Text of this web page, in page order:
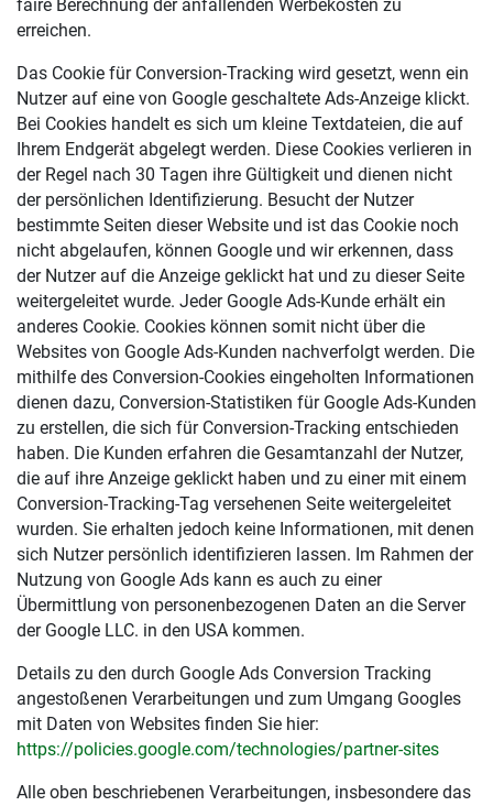
faire Berechnung der anfallenden Werbekosten zu
erreichen.
Das Cookie für Conversion-Tracking wird gesetzt, wenn ein
Nutzer auf eine von Google geschaltete Ads-Anzeige klickt.
Bei Cookies handelt es sich um kleine Textdateien, die auf
Ihrem Endgerät abgelegt werden. Diese Cookies verlieren in
der Regel nach 30 Tagen ihre Gültigkeit und dienen nicht
der persönlichen Identifizierung. Besucht der Nutzer
bestimmte Seiten dieser Website und ist das Cookie noch
nicht abgelaufen, können Google und wir erkennen, dass
der Nutzer auf die Anzeige geklickt hat und zu dieser Seite
weitergeleitet wurde. Jeder Google Ads-Kunde erhält ein
anderes Cookie. Cookies können somit nicht über die
Websites von Google Ads-Kunden nachverfolgt werden. Die
mithilfe des Conversion-Cookies eingeholten Informationen
dienen dazu, Conversion-Statistiken für Google Ads-Kunden
zu erstellen, die sich für Conversion-Tracking entschieden
haben. Die Kunden erfahren die Gesamtanzahl der Nutzer,
die auf ihre Anzeige geklickt haben und zu einer mit einem
Conversion-Tracking-Tag versehenen Seite weitergeleitet
wurden. Sie erhalten jedoch keine Informationen, mit denen
sich Nutzer persönlich identifizieren lassen. Im Rahmen der
Nutzung von Google Ads kann es auch zu einer
Übermittlung von personenbezogenen Daten an die Server
der Google LLC. in den USA kommen.
Details zu den durch Google Ads Conversion Tracking
angestoßenen Verarbeitungen und zum Umgang Googles
mit Daten von Websites finden Sie hier:
https://policies.google.com/technologies/partner-sites
Alle oben beschriebenen Verarbeitungen, insbesondere das